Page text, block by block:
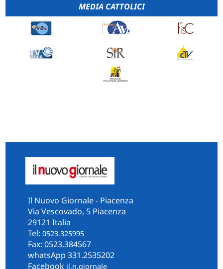
MEDIA CATTOLICI
Il Nuovo Giornale - Piacenza
Via Vescovado, 5 Piacenza
29121 Italia
Tel: 0523.325995
Fax: 0523.384567
whatsApp 331.2535202
Facebook il.n.giornale